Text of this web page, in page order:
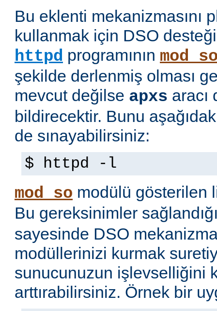
Bu eklenti mekanizmasını
kullanmak için DSO
httpd programının
şekilde derlenmiş olması
mevcut değilse apxs aracı
bildirecektir. Bunu
de sınayabilirsiniz:
$ httpd -l
mod_so modülü gösterilen
Bu gereksinimler
sayesinde DSO
modüllerinizi kurmak
sunucunuzun işlevselliğini
arttırabilirsiniz. Örnek bir